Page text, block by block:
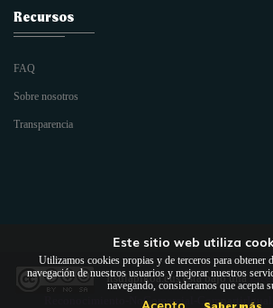
Recursos
FAQ
Sobre nosotros
Transparencia
Itsulapikoa.eusestá bajo una
Reconocimiento-NoComercial-CompartirIgual
Este sitio web utiliza
Utilizamos cookies propias y de terceros para obtener
navegación de nuestros usuarios y mejorar nuestros
navegando, consideramos que acepta
Acepto Saber más